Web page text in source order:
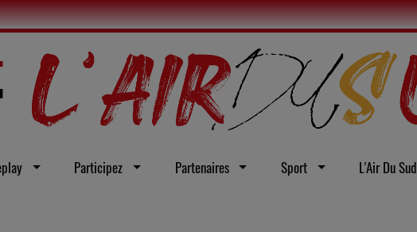
Participez Partenaires Sport L'Air Du Sud